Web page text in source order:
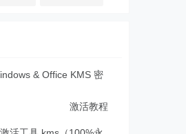
& Office KMS 密
激活教程